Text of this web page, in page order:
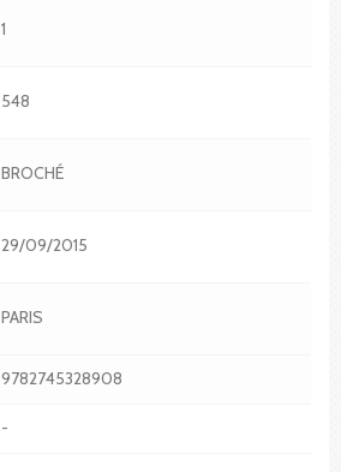
1
548
BROCHÉ
29/09/2015
PARIS
9782745328908
-